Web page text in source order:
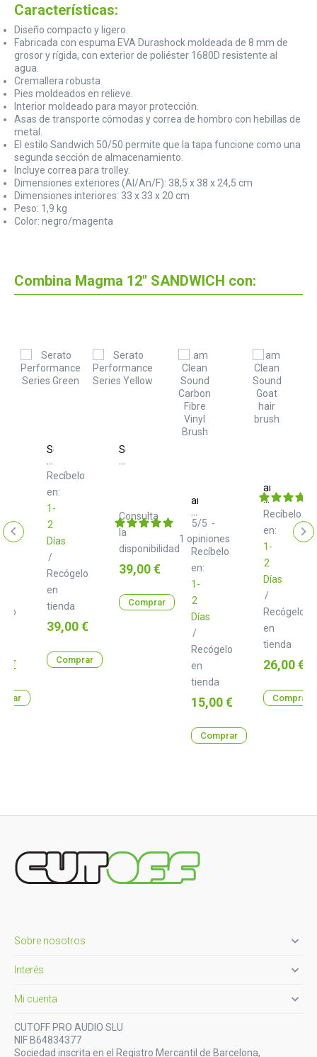
Características:
Diseño compacto y ligero.
Fabricada con espuma EVA Durashock moldeada de 8 mm de
grosor y rígida, con exterior de poliéster 1680D resistente al
agua.
Cremallera robusta.
Pies moldeados en relieve.
Interior moldeado para mayor protección.
Asas de transporte cómodas y correa de hombro con hebillas de
metal.
El estilo Sandwich 50/50 permite que la tapa funcione como una
segunda sección de almacenamiento.
Incluye correa para trolley.
Dimensiones exteriores (Al/An/F): 38,5 x 38 x 24,5 cm
Dimensiones interiores: 33 x 33 x 20 cm
Peso: 1,9 kg
Color: negro/magenta
Combina Magma 12" SANDWICH con:
€
Serato
Performance
Series
Green
Recíbelo
en:
1-
2
Días
/
Recógelo
en
tienda
Precio
39,00 €
Comprar
Serato
Performance
Consulta
la
disponibilidad
Precio
39,00 €
Comprar
am
Clean
Sound
Carbon
Fibre
Vinyl
Brush
Recíbelo
en:
1-
2
Días
/
Recógelo
en
tienda
5/5 -
1 opiniones
Precio
15,00 €
Comprar
am
Clean
Sound
Goat
hair
brush
Recíbelo
en:
1-
2
Días
/
Recógelo
en
tienda
Precio
26,00 €
Comprar
Sobre nosotros 
Interés 
Mi cuenta 
CUTOFF PRO AUDIO SLU
NIF B64834377
Sociedad inscrita en el Registro Mercantil de Barcelona,